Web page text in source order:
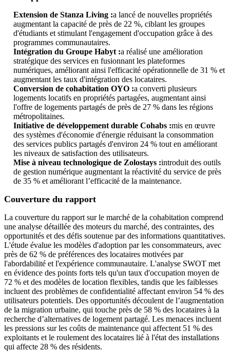
Extension de Stanza Living :a lancé de nouvelles propriétés
augmentant la capacité de près de 22 %, ciblant les groupes
d'étudiants et stimulant l'engagement d'occupation grâce à des
programmes communautaires.
Intégration du Groupe Habyt :a réalisé une amélioration
stratégique des services en fusionnant les plateformes
numériques, améliorant ainsi l'efficacité opérationnelle de 31 % et
augmentant les taux d'intégration des locataires.
Conversion de cohabitation OYO :a converti plusieurs
logements locatifs en propriétés partagées, augmentant ainsi
l'offre de logements partagés de près de 27 % dans les régions
métropolitaines.
Initiative de développement durable Cohabs :mis en œuvre
des systèmes d'économie d'énergie réduisant la consommation
des services publics partagés d'environ 24 % tout en améliorant
les niveaux de satisfaction des utilisateurs.
Mise à niveau technologique de Zolostays :introduit des outils
de gestion numérique augmentant la réactivité du service de près
de 35 % et améliorant l’efficacité de la maintenance.
Couverture du rapport
La couverture du rapport sur le marché de la cohabitation comprend
une analyse détaillée des moteurs du marché, des contraintes, des
opportunités et des défis soutenue par des informations quantitatives.
L'étude évalue les modèles d'adoption par les consommateurs, avec
près de 62 % de préférences des locataires motivées par
l'abordabilité et l'expérience communautaire. L'analyse SWOT met
en évidence des points forts tels qu'un taux d'occupation moyen de
72 % et des modèles de location flexibles, tandis que les faiblesses
incluent des problèmes de confidentialité affectant environ 54 % des
utilisateurs potentiels. Des opportunités découlent de l’augmentation
de la migration urbaine, qui touche près de 58 % des locataires à la
recherche d’alternatives de logement partagé. Les menaces incluent
les pressions sur les coûts de maintenance qui affectent 51 % des
exploitants et le roulement des locataires lié à l'état des installations
qui affecte 28 % des résidents.